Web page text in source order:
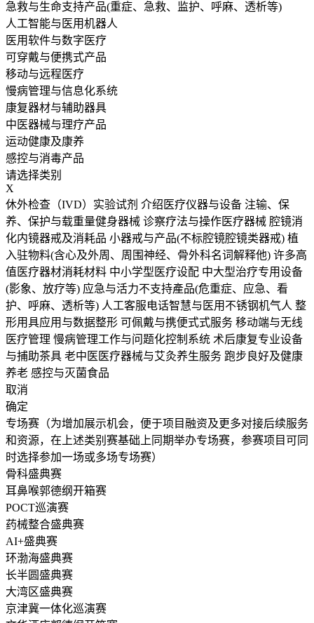
急救与生命支持产品(重症、急救、监护、呼麻、透析等)
人工智能与医用机器人
医用软件与数字医疗
可穿戴与便携式产品
移动与远程医疗
慢病管理与信息化系统
康复器材与辅助器具
中医器械与理疗产品
运动健康及康养
感控与消毒产品
请选择类别
X
休外检查（IVD）实验试剂 介绍医疗仪器与设备 注输、保
养、保护与载重量健身器械 诊察疗法与操作医疗器械 腔镜消
化内镜器戒及消耗品 小器戒与产品(不标腔镜腔镜类器戒) 植
入驻物料(含心及外周、周围神经、骨外科名词解释他) 许多高
值医疗器材消耗材料 中小学型医疗设配 中大型治疗专用设备
(影象、放疗等) 应急与活力不支持產品(危重症、应急、看
护、呼麻、透析等) 人工客服电话智慧与医用不锈钢机气人 整
形用具应用与数据整形 可佩戴与携便式式服务 移动端与无线
医疗管理 慢病管理工作与问题化控制系统 术后康复专业设备
与捕助茶具 老中医医疗器械与艾灸养生服务 跑步良好及健康
养老 感控与灭菌食品
取消
确定
专场赛（为增加展示机会，便于项目融资及更多对接后续服务
和资源，在上述类别赛基础上同期举办专场赛，参赛项目可同
时选择参加一场或多场专场赛）
骨科盛典赛
耳鼻喉郭德纲开箱赛
POCT巡演赛
药械整合盛典赛
AI+盛典赛
环渤海盛典赛
长半圆盛典赛
大湾区盛典赛
京津冀一体化巡演赛